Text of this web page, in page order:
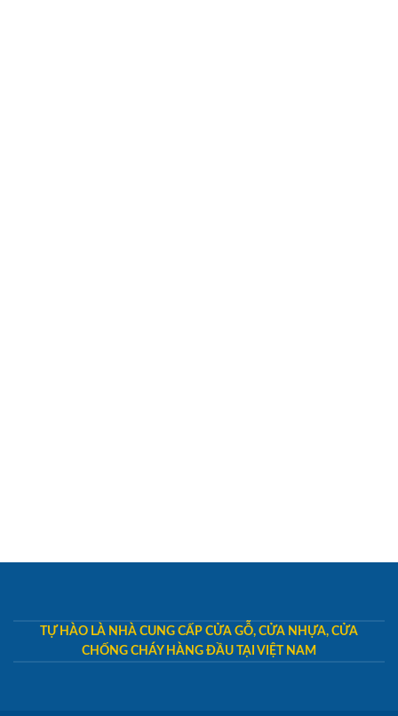
TỰ HÀO LÀ NHÀ CUNG CẤP CỬA GỖ, CỬA NHỰA, CỬA
CHỐNG CHÁY HÀNG ĐẦU TẠI VIỆT NAM